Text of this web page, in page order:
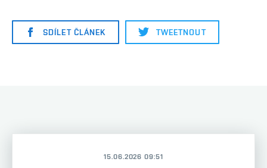
SDÍLET ČLÁNEK TWEETNOUT
15.06.2026 09:51